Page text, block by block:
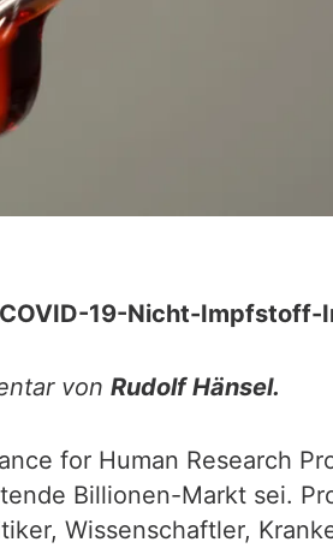
19-Nicht-Impfstoff-
von Rudolf Hänsel.
for Human Research
Billionen-Markt sei.
Wissenschaftler,